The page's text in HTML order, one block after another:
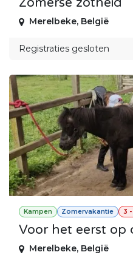
Merelbeke, België
Registraties gesloten
Kampen Zomervakantie 3
Voor het eerst op
Merelbeke, België